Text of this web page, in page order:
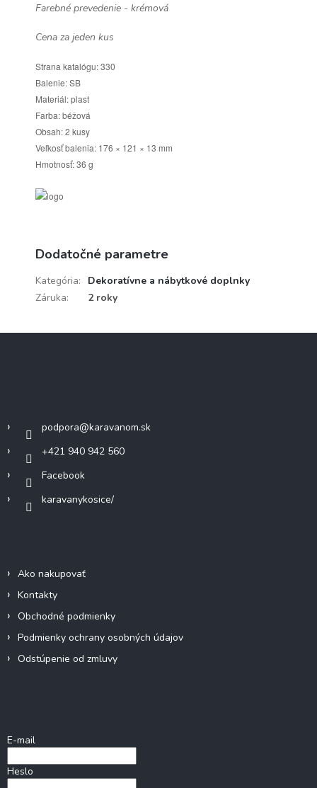
Farebné prevedenie - krémová
Cena za jeden kus
Strana katalógu: 330
Balenie: SB
Materiál: plast
Farba: béžová
Obsah: 2 kusy
Veľkosť balenia: 176 × 121 × 13 mm
Hmotnosť: 36 g
Dodatočné parametre
Kategória:
Dekoratívne a nábytkové doplnky
Záruka: 2 roky
podpora@karavanom.sk
+421 940 942 560
Facebook
karavanykosice/
Ako nakupovať
Kontakty
Obchodné podmienky
Podmienky ochrany osobných údajov
Odstúpenie od zmluvy
E-mail
Heslo